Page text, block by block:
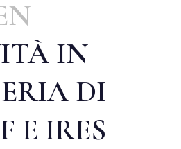
IN
DI
E IRES